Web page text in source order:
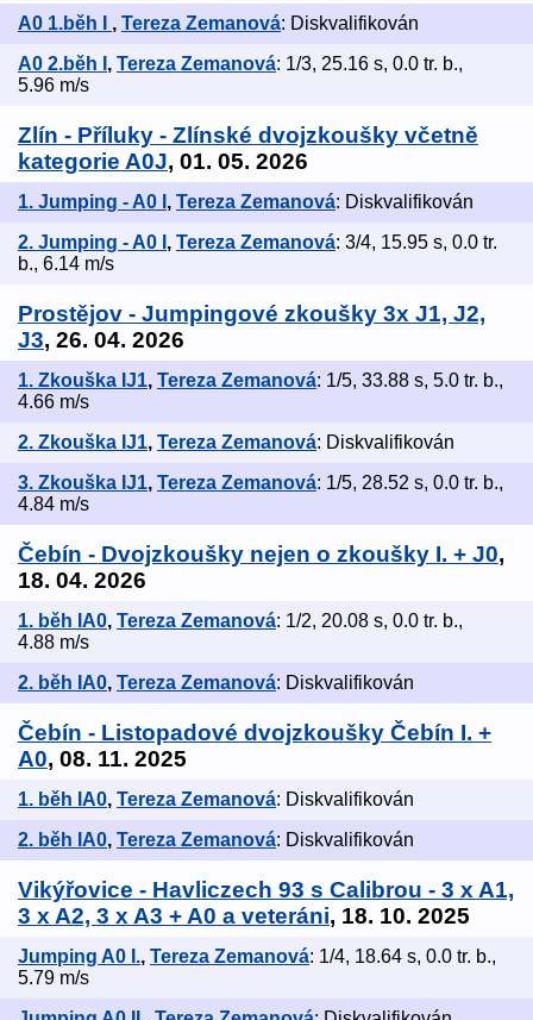
A0 1.běh I , Tereza Zemanová: Diskvalifikován
A0 2.běh I , Tereza Zemanová: 1/3, 25.16 s, 0.0 tr. b.,
5.96 m/s
Zlín - Příluky - Zlínské dvojzkoušky včetně
kategorie A0J, 01. 05. 2026
1. Jumping - A0 I , Tereza Zemanová: Diskvalifikován
2. Jumping - A0 I , Tereza Zemanová: 3/4, 15.95 s, 0.0 tr.
b., 6.14 m/s
Prostějov - Jumpingové zkoušky 3x J1, J2,
J3, 26. 04. 2026
1. Zkouška IJ1, Tereza Zemanová: 1/5, 33.88 s, 5.0 tr. b.,
4.66 m/s
2. Zkouška IJ1, Tereza Zemanová: Diskvalifikován
3. Zkouška IJ1, Tereza Zemanová: 1/5, 28.52 s, 0.0 tr. b.,
4.84 m/s
Čebín - Dvojzkoušky nejen o zkoušky I. + J0,
18. 04. 2026
1. běh IA0, Tereza Zemanová: 1/2, 20.08 s, 0.0 tr. b.,
4.88 m/s
2. běh IA0, Tereza Zemanová: Diskvalifikován
Čebín - Listopadové dvojzkoušky Čebín I. +
A0, 08. 11. 2025
1. běh IA0, Tereza Zemanová: Diskvalifikován
2. běh IA0, Tereza Zemanová: Diskvalifikován
Vikýřovice - Havliczech 93 s Calibrou - 3 x A1,
3 x A2, 3 x A3 + A0 a veteráni, 18. 10. 2025
Jumping A0 I., Tereza Zemanová: 1/4, 18.64 s, 0.0 tr. b.,
5.79 m/s